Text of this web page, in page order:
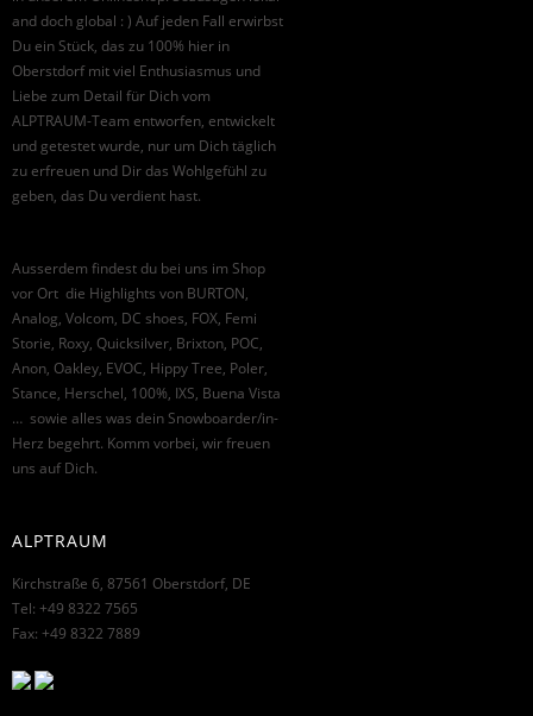
and doch global : ) Auf jeden Fall erwirbst
Du ein Stück, das zu 100% hier in
Oberstdorf mit viel Enthusiasmus und
Liebe zum Detail für Dich vom
ALPTRAUM-Team entworfen, entwickelt
und getestet wurde, nur um Dich täglich
zu erfreuen und Dir das Wohlgefühl zu
geben, das Du verdient hast.
Ausserdem findest du bei uns im Shop
vor Ort die Highlights von BURTON,
Analog, Volcom, DC shoes, FOX, Femi
Storie, Roxy, Quicksilver, Brixton, POC,
Anon, Oakley, EVOC, Hippy Tree, Poler,
Stance, Herschel, 100%, IXS, Buena Vista
… sowie alles was dein Snowboarder/in-
Herz begehrt. Komm vorbei, wir freuen
uns auf Dich.
ALPTRAUM
Kirchstraße 6, 87561 Oberstdorf, DE
Tel: +49 8322 7565
Fax: +49 8322 7889